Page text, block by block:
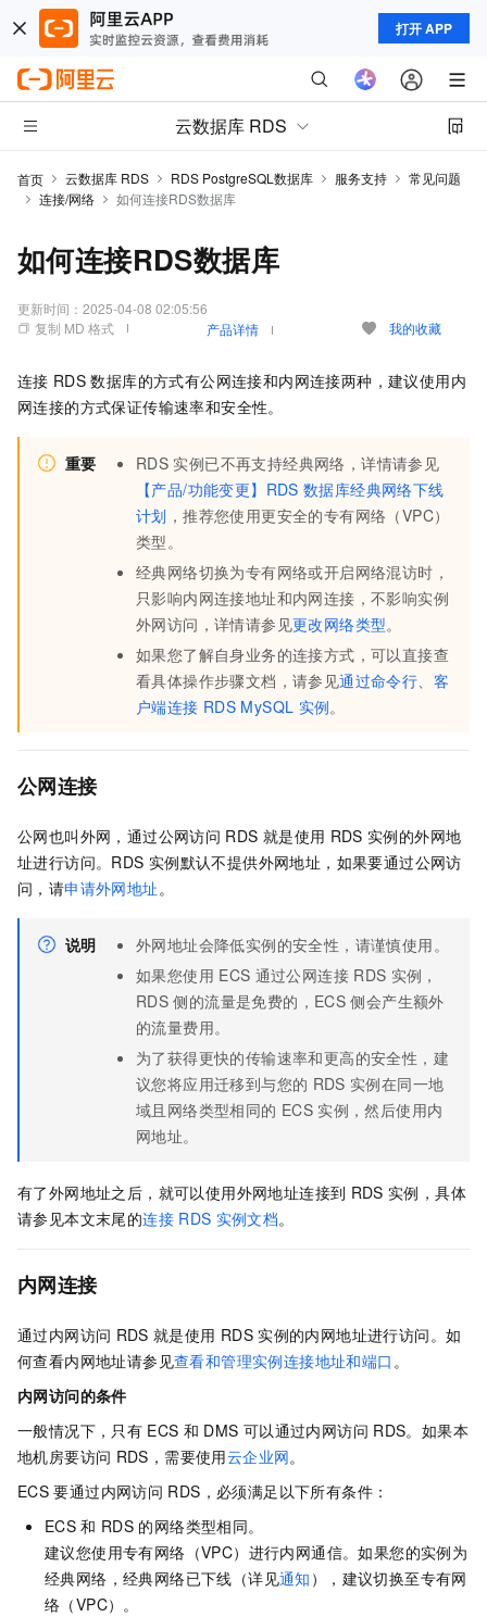
打开 APP
云数据库 RDS
首页 云数据库 RDS RDS PostgreSQL数据库 服务支持
常见问题
连接/网络
如何连接RDS数据库
如何连接RDS数据库
更新时间： 2025-04-08 02:05:56
复制 MD 格式
产品详情 我的收藏
连接 RDS 数据库的方式有公网连接和内网连接两种，建议使用内
网连接的方式保证传输速率和安全性。
重要 RDS 实例已不再支持经典网络，详情请参见
【产品/功能变更】RDS 数据库经典网络下线
计划 ，推荐您使用更安全的专有网络（VPC）
类型。
经典网络切换为专有网络或开启网络混访时，
只影响内网连接地址和内网连接，不影响实例
外网访问，详情请参见更改网络类型。
如果您了解自身业务的连接方式，可以直接查
看具体操作步骤文档，请参见通过命令行、客
户端连接 RDS MySQL 实例。
公网连接
公网也叫外网，通过公网访问 RDS 就是使用 RDS 实例的外网地
址进行访问。RDS 实例默认不提供外网地址，如果要通过公网访
问，请申请外网地址。
说明
外网地址会降低实例的安全性，请谨慎使用。
如果您使用 ECS 通过公网连接 RDS 实例，
RDS 侧的流量是免费的，ECS 侧会产生额外
的流量费用。
为了获得更快的传输速率和更高的安全性，建
议您将应用迁移到与您的 RDS 实例在同一地
域且网络类型相同的 ECS 实例，然后使用内
网地址。
有了外网地址之后，就可以使用外网地址连接到 RDS 实例，具体
请参见本文末尾的连接 RDS 实例文档。
内网连接
通过内网访问 RDS 就是使用 RDS 实例的内网地址进行访问。如
何查看内网地址请参见查看和管理实例连接地址和端口 。
内网访问的条件
一般情况下，只有 ECS 和 DMS 可以通过内网访问 RDS。如果本
地机房要访问 RDS，需要使用云企业网。
ECS 要通过内网访问 RDS，必须满足以下所有条件：
ECS 和 RDS 的网络类型相同。
建议您使用专有网络（VPC）进行内网通信。如果您的实例为
经典网络，经典网络已下线（详见通知 ），建议切换至专有网
络（VPC）。